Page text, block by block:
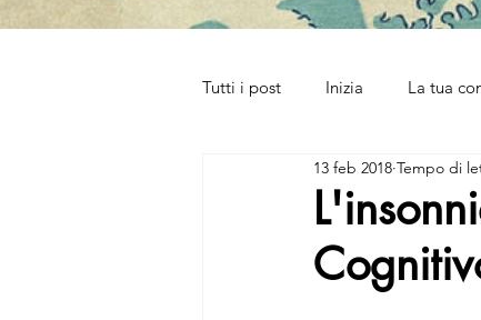
Tutti i post Inizia La tua
13 feb 2018 Tempo di